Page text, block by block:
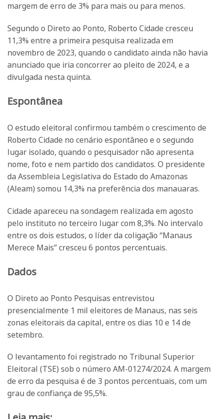
margem de erro de 3% para mais ou para menos.
Segundo o Direto ao Ponto, Roberto Cidade cresceu
11,3% entre a primeira pesquisa realizada em
novembro de 2023, quando o candidato ainda não havia
anunciado que iria concorrer ao pleito de 2024, e a
divulgada nesta quinta.
Espontânea
O estudo eleitoral confirmou também o crescimento de
Roberto Cidade no cenário espontâneo e o segundo
lugar isolado, quando o pesquisador não apresenta
nome, foto e nem partido dos candidatos. O presidente
da Assembleia Legislativa do Estado do Amazonas
(Aleam) somou 14,3% na preferência dos manauaras.
Cidade apareceu na sondagem realizada em agosto
pelo instituto no terceiro lugar com 8,3%. No intervalo
entre os dois estudos, o líder da coligação “Manaus
Merece Mais” cresceu 6 pontos percentuais.
Dados
O Direto ao Ponto Pesquisas entrevistou
presencialmente 1 mil eleitores de Manaus, nas seis
zonas eleitorais da capital, entre os dias 10 e 14 de
setembro.
O levantamento foi registrado no Tribunal Superior
Eleitoral (TSE) sob o número AM-01274/2024. A margem
de erro da pesquisa é de 3 pontos percentuais, com um
grau de confiança de 95,5%.